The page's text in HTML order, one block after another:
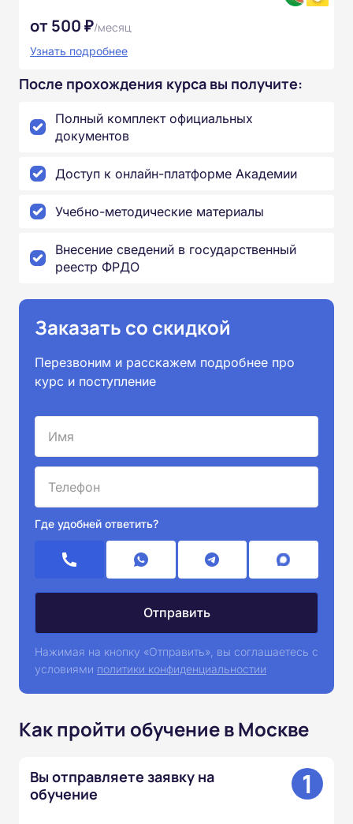
от 500 ₽/месяц
Узнать подробнее
После прохождения курса вы получите:
Полный комплект официальных
документов
Доступ к онлайн-платформе Академии
Учебно-методические материалы
Внесение сведений в государственный
реестр ФРДО
Заказать со скидкой
Перезвоним и расскажем подробнее про
курс и поступление
Где удобней ответить?
Нажимая на кнопку «Отправить», вы соглашаетесь с
условиями политики конфиденциальностии
Как пройти обучение в Москве
Вы отправляете заявку на
обучение
1